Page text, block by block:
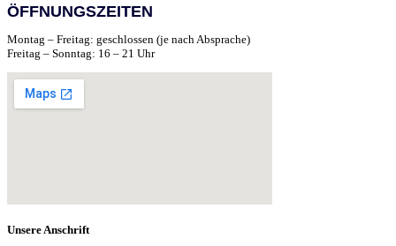
ÖFFNUNGSZEITEN
Montag – Freitag: geschlossen (je nach Absprache)
Freitag – Sonntag: 16 – 21 Uhr
Unsere Anschrift